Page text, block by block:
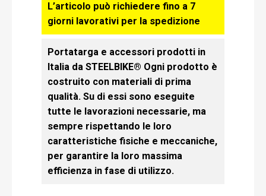
L’articolo può richiedere fino a 7
giorni lavorativi per la spedizione
Portatarga e accessori prodotti in
Italia da STEELBIKE® Ogni prodotto è
costruito con materiali di prima
qualità. Su di essi sono eseguite
tutte le lavorazioni necessarie, ma
sempre rispettando le loro
caratteristiche fisiche e meccaniche,
per garantire la loro massima
efficienza in fase di utilizzo.